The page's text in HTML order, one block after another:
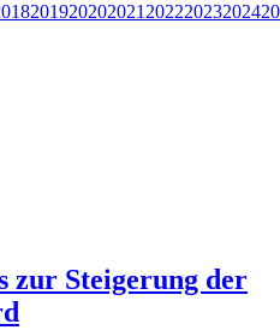
201920202021 202220232024
zur Steigerung der